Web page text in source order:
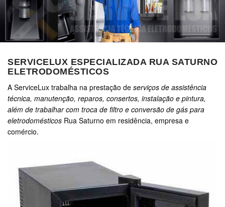
SERVICELUX ESPECIALIZADA RUA SATURNO
ELETRODOMÉSTICOS
A ServiceLux trabalha na prestação de serviços de assistência
técnica, manutenção, reparos, consertos, instalação e pintura,
além de trabalhar com troca de filtro e conversão de gás para
eletrodomésticos Rua Saturno em residência, empresa e
comércio.